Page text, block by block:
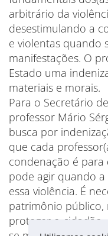
arbitrário da
desestimulando a
e violentas quando
manifestações. O
Estado uma
materiais e morais.
Para o Secretário
professor Mário
busca por
que cada
condenação é para
pode agir quando
essa violência. É
patrimônio público,
proteger o